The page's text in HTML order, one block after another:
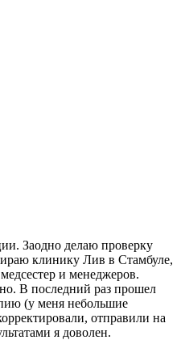
Заодно делаю проверку
клинику Лив в Стамбуле,
и менеджеров.
В последний раз прошел
(у меня небольшие
отправили на
я доволен.